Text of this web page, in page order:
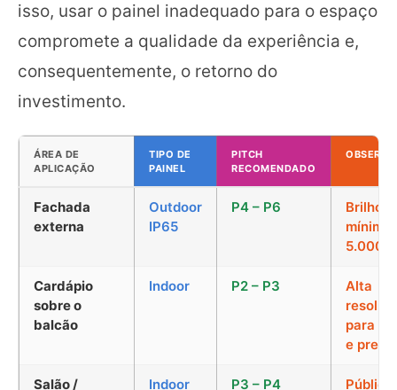
isso, usar o painel inadequado para o espaço
compromete a qualidade da experiência e,
consequentemente, o retorno do
investimento.
ÁREA DE
APLICAÇÃO
TIPO DE
PAINEL
PITCH
RECOMENDADO
Fachada
externa
Outdoor
IP65
P4 – P6
Brilho
mínimo
5.000
Cardápio
sobre o
balcão
Indoor P2 – P3
Alta
para
e
Salão /
Indoor P3 – P4
Público